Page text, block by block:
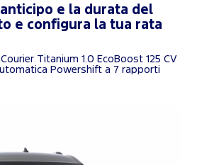
e la durata del
e configura la tua rata
Titanium 1.0 EcoBoost 125 CV
Powershift a 7 rapporti